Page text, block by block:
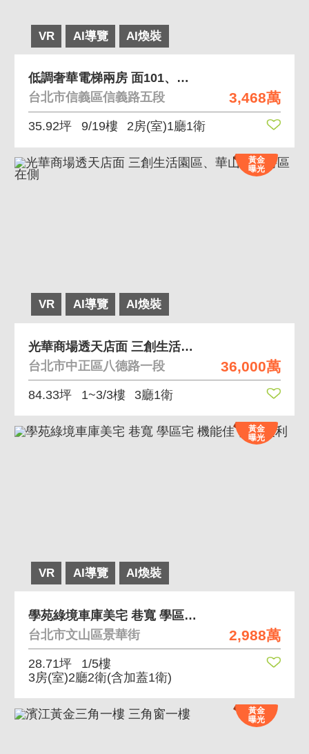
VR AI導覽 AI煥裝
3,468萬
低調奢華電梯兩房 面101、鋼骨結構、標準兩房
台北市信義區信義路五段
35.92坪 9/19樓 2房(室)1廳1衛
VR AI導覽 AI煥裝
黃金
曝光
36,000萬
光華商場透天店面 三創生活園區、華山藝文特區在側
台北市中正區八德路一段
84.33坪 1~3/3樓 3廳1衛
VR AI導覽 AI煥裝
黃金
曝光
2,988萬
學苑綠境車庫美宅 巷寬 學區宅 機能佳 停車便利
台北市文山區景華街
28.71坪
1/5樓
3房(室)2廳2衛(含加蓋1衛)
黃金
曝光